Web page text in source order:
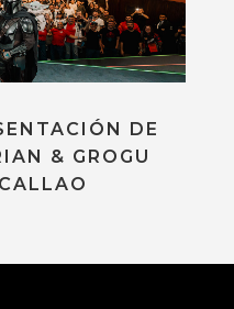
DE
& GROGU